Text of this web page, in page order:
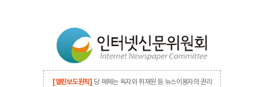
[열린보도원칙] 당 매체는 독자와 취재원 등 뉴스이용자의 권리